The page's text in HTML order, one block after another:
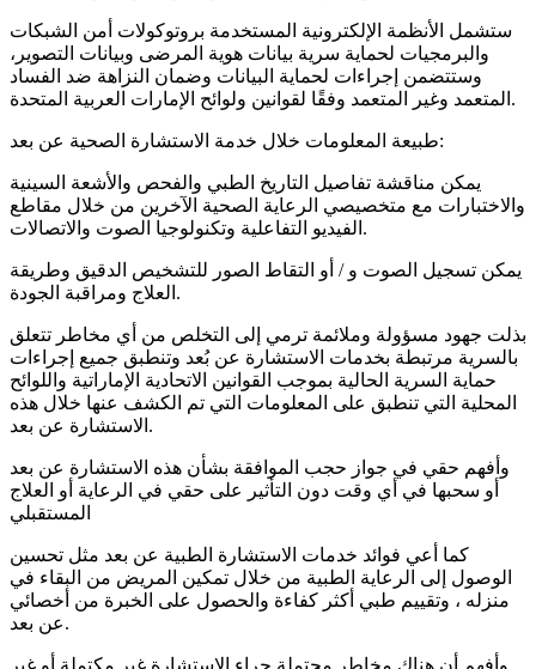
ستشمل الأنظمة الإلكترونية المستخدمة بروتوكولات أمن الشبكات
والبرمجيات لحماية سرية بيانات هوية المرضى وبيانات التصوير،
وستتضمن إجراءات لحماية البيانات وضمان النزاهة ضد الفساد
المتعمد وغير المتعمد وفقًا لقوانين ولوائح الإمارات العربية المتحدة.
طبيعة المعلومات خلال خدمة الاستشارة الصحية عن بعد:
يمكن مناقشة تفاصيل التاريخ الطبي والفحص والأشعة السينية
والاختبارات مع متخصيصي الرعاية الصحية الآخرين من خلال مقاطع
الفيديو التفاعلية وتكنولوجيا الصوت والاتصالات.
يمكن تسجيل الصوت و / أو التقاط الصور للتشخيص الدقيق وطريقة
العلاج ومراقبة الجودة.
بذلت جهود مسؤولة وملائمة ترمي إلى التخلص من أي مخاطر تتعلق
بالسرية مرتبطة بخدمات الاستشارة عن بُعد وتنطبق جميع إجراءات
حماية السرية الحالية بموجب القوانين الاتحادية الإماراتية واللوائح
المحلية التي تنطبق على المعلومات التي تم الكشف عنها خلال هذه
الاستشارة عن بعد.
وأفهم حقي في جواز حجب الموافقة بشأن هذه الاستشارة عن بعد
أو سحبها في أي وقت دون التأثير على حقي في الرعاية أو العلاج
المستقبلي
كما أعي فوائد خدمات الاستشارة الطبية عن بعد مثل تحسين
الوصول إلى الرعاية الطبية من خلال تمكين المريض من البقاء في
منزله ، وتقييم طبي أكثر كفاءة والحصول على الخبرة من أخصائي
عن بعد.
وأفهم أن هناك مخاطر محتملة جراء الاستشارة غير مكتملة أو غير